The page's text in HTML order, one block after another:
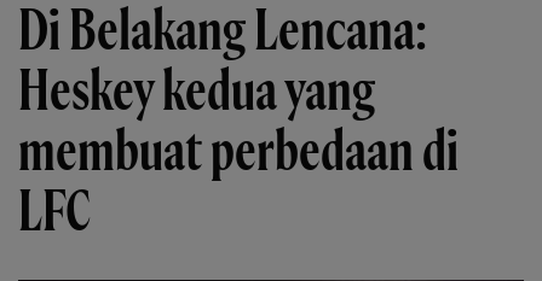
Di Belakang Lencana:
Heskey kedua yang
membuat perbedaan di
LFC